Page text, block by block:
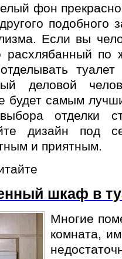
фон
подобного
Если вы
расхлябанный
деловой
будет самым
отделки
дизайн под
и приятным.
шкаф в
Многие
комната,